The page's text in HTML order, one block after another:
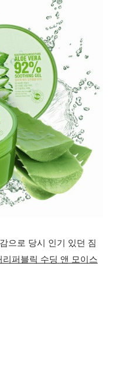
으로 당시 인기 있던 짐
리퍼블릭 수딩 앤 모이스